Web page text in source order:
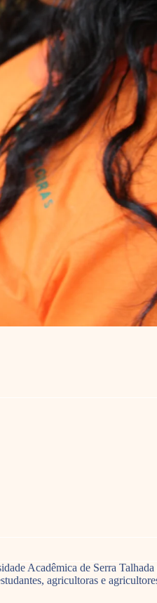
Acadêmica de Serra
agricultoras e